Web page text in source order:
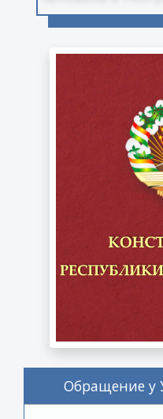
Обращение у